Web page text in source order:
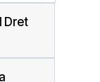
Dret